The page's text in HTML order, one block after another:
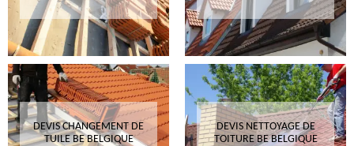
DEVIS CHANGEMENT DE
TUILE BE BELGIQUE
DEVIS NETTOYAGE DE
TOITURE BE BELGIQUE